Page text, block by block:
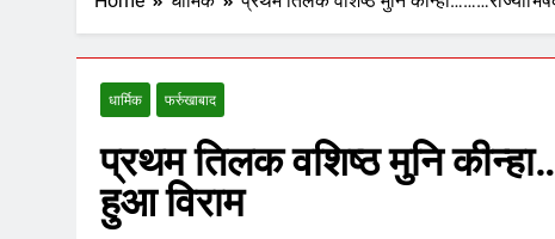
धार्मिक फर्रुखाबाद
प्रथम तिलक वशिष्ठ मुनि
हुआ विराम